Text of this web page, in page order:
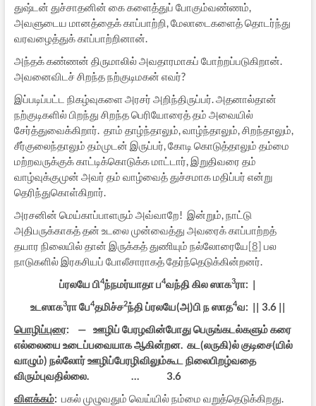
துஷ்டன் துச்சாதனின் கை களைத்துப் போகும்வண்ணம்,
அவளுடைய மானத்தைக் காப்பாற்றி, மேலாடைகளைத் தொடர்ந்து
வரவழைத்துக் காப்பாற்றினான்.
அந்தக் கண்ணன் திருமாலில் அவதாரமாகப் போற்றப்படுகிறான்.
அவனைவிடச் சிறந்த நற்குடிமகன் எவர்?
இப்படிப்பட்ட நிகழ்வுகளை அரசர் அறிந்திருப்பர். அதனால்தான்
நற்குடிகளில் பிறந்து சிறந்த பெரியோரைத் தம் அவையில்
சேர்த்துவைக்கிறார். தாம் தாழ்ந்தாலும், வாழ்ந்தாலும், சிறந்தாலும்,
சீர்குலைந்தாலும் தம்முடன் இருப்பர், கோடி கொடுத்தாலும் தம்மை
மற்றவருக்குக் காட்டிக்கொடுக்க மாட்டார், இறுதிவரை தம்
வாழ்வுக்குமுன் அவர் தம் வாழ்வைத் துச்சமாக மதிப்பர் என்று
தெரிந்துகொள்கிறார்.
அரசனின் மெய்காப்பாளரும் அவ்வாறே! இன்றும், நாட்டு
அதிபருக்காகத் தன் உடலை முன்வைத்து அவரைக் காப்பாற்றத்
தயார நிலையில் தான் இருக்கத் துணியும் நல்லோரையே[8] பல
நாடுகளில் இரகசியப் போலீசாராகத் தேர்ந்தெடுக்கின்றனர்.
ப்ரலயே பி4ந்நமர்யாதா ப4வந்தி கில ஸாக3ரா: |
உடஸாக3ரா பே4தமிச்ச2ந்தி ப்ரலயே(அ)பி ந ஸாத4வ: || 3.6 ||
பொழிப்புரை: — ஊழிப் பேரழவின்போது பெருங்கடல்களும் கரை
எல்லையை உடைப்பவையாக ஆகின்றன. கட(லருகி)ல் குடிசை(யில்
வாழும்) நல்லோர் ஊழிப்பேரழிவிலும்கூட நிலைபிறழ்வதை
விரும்புவதில்லை. … 3.6
விளக்கம்: பகல் முழுவதும் வெய்யில் நம்மை வறுத்தெடுக்கிறது.